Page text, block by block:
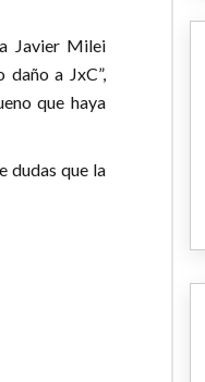
Javier Milei
a JxC”,
que haya
dudas que la